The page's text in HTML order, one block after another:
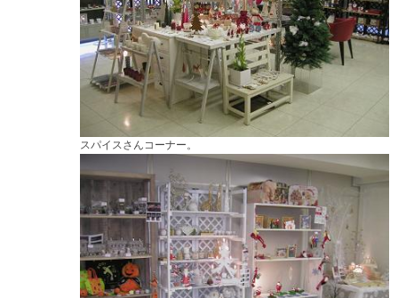
スパイスさんコーナー。